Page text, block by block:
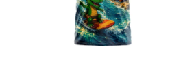
ZOBACZ PRODUKT